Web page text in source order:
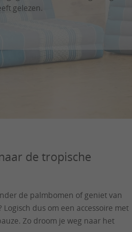
gelezen.
de tropische
de palmbomen of geniet van
dus om een accessoire met
Zo droom je weg naar het